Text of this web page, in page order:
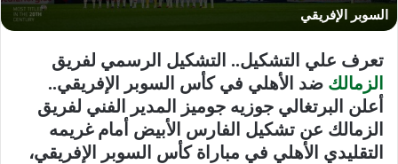
السوبر الإفريقي
تعرف علي التشكيل.. التشكيل الرسمي لفريق
الزمالك ضد الأهلي في كأس السوبر الإفريقي..
أعلن البرتغالي جوزيه جوميز المدير الفني لفريق
الزمالك عن تشكيل الفارس الأبيض أمام غريمه
التقليدي الأهلي في مباراة كأس السوبر الإفريقي،